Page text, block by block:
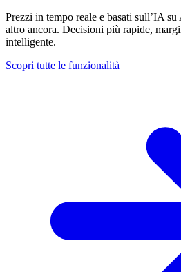
Prezzi in tempo reale e basati sull’IA
altro ancora. Decisioni più rapide,
intelligente.
Scopri tutte le funzionalità